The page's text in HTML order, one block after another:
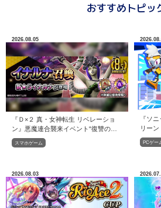
おすすめトピッ
2026.08.05
スマホゲーム
『Ｄ×２ 真・女神転生 リベレーショ
ン』悪魔連合襲来イベント“復讐の巫
女と鎮魂の巫女”開催！開催！
PCゲー
『ソ
リー
ト」開
2026.08.03